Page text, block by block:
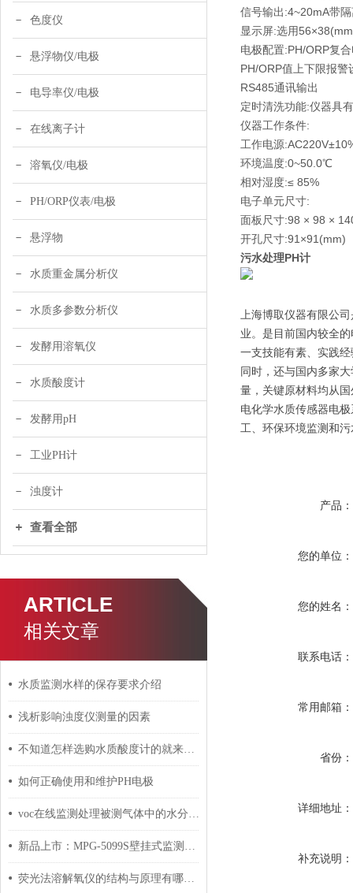
色度仪
悬浮物仪/电极
电导率仪/电极
在线离子计
溶氧仪/电极
PH/ORP仪表/电极
悬浮物
水质重金属分析仪
水质多参数分析仪
发酵用溶氧仪
水质酸度计
发酵用pH
工业PH计
浊度计
查看全部
ARTICLE
相关文章
水质监测水样的保存要求介绍
浅析影响浊度仪测量的因素
不知道怎样选购水质酸度计的就来看看这些吧
如何正确使用和维护PH电极
voc在线监测处理被测气体中的水分有三种方式
新品上市：MPG-5099S壁挂式监测仪，重新定义水质监测效率
荧光法溶解氧仪的结构与原理有哪些？
信号输出:4~20mA带
显示屏:选用
电极配置:PH/ORP复
PH/ORP值上下限报
RS485通讯输出
定时清洗功能:仪器具
仪器工作条件:
工作电源
环境温度:0~50.0℃
相对湿度:≤ 85%
电子单元尺寸:
面板尺寸:98 × 98 ×
开孔尺寸:91×91(mm)
污水处理PH计
上海博取仪器有限公
业。是目前国内较全
一支技能有素、实践
同时，还与国内多家
量，关键原材料均从
电化学水质传感器电
工、环保环境监测和
产品：
您的单位：
您的姓名：
联系电话：
常用邮箱：
省份：
详细地址：
补充说明：